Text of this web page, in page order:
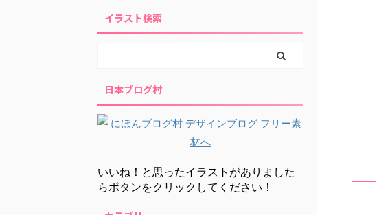
イラスト検索
日本ブログ村
いいね！と思ったイラストがありました
らボタンをクリックしてください！